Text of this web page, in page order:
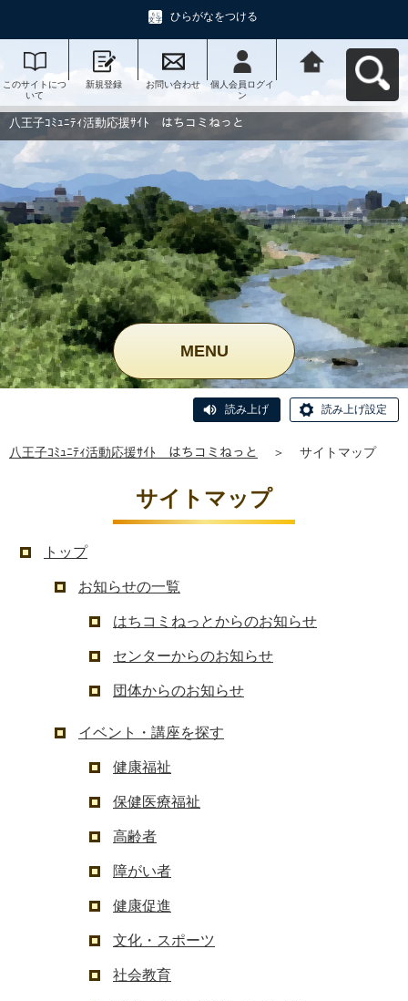
ひらがなをつける
このサイトにつ
いて
新規登録 お問い合わせ
個人会員ログイ
ン
動応援ｻｲﾄ はち
コミねっとへ戻
八王子ｺﾐｭﾆﾃｨ活動応援ｻｲﾄ はちコミねっと
MENU
読み上げ 読み上げ設定
八王子ｺﾐｭﾆﾃｨ活動応援ｻｲﾄ はちコミねっと ＞ サイトマップ
サイトマップ
トップ
お知らせの一覧
はちコミねっとからのお知らせ
センターからのお知らせ
団体からのお知らせ
イベント・講座を探す
健康福祉
保健医療福祉
高齢者
障がい者
健康促進
文化・スポーツ
社会教育